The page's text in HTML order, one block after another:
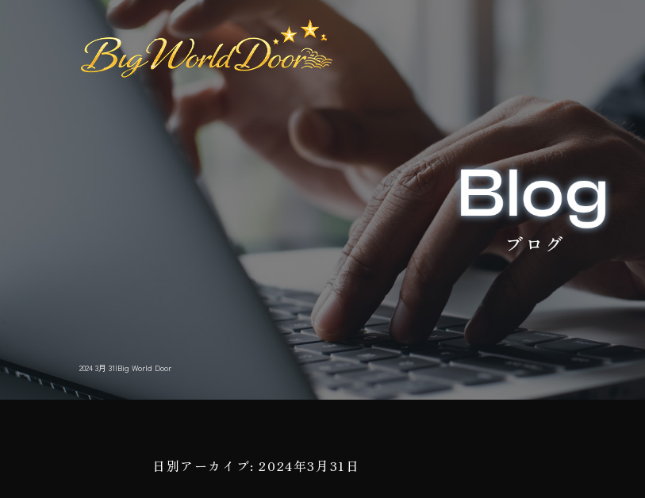
2024 3月 31|Big World Door
日別アーカイブ:2024年3月31日